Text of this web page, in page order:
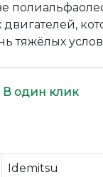
тяжёлых
В один клик
Idemitsu